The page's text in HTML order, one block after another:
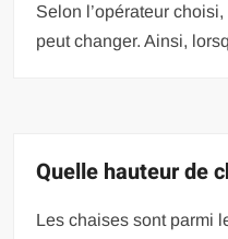
Selon l’opérateur
peut changer. Ainsi,
Quelle hauteur de
Les chaises sont parmi